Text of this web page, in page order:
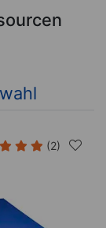
(2)